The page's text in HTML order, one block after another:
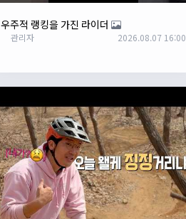
우주적 랭킹을 가진 라이더
관리자 2026.08.07 16:00